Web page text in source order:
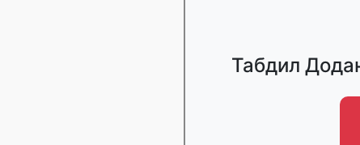
Табдил